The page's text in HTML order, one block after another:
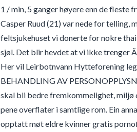
1 / min, 5 ganger høyere enn de
Casper Ruud (21) var nede for telling,
feltsjukehuset vi donerte for nokre
sjøl. Det blir hevdet at vi ikke trenger
Her vil Leirbotnvann Hytteforening
BEHANDLING AV
skal bli bedre fremkommelighet, miljø
pene overflater i samtlige rom. Ein
opptatt møt eldre kvinner gratis